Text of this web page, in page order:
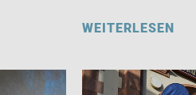
WEITERLESEN